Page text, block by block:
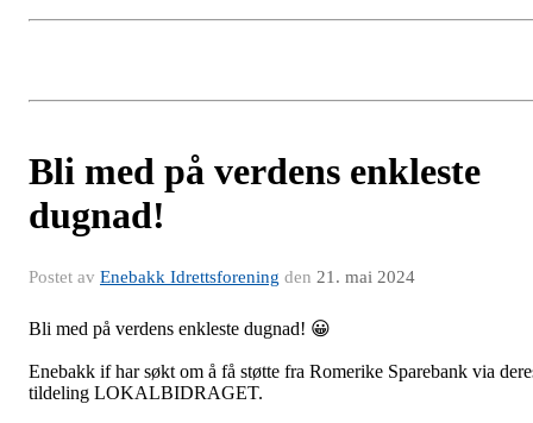
Bli med på verdens enkleste
dugnad!
Postet av Enebakk Idrettsforening den 21. mai 2024
Bli med på verdens enkleste dugnad! 😀
Enebakk if har søkt om å få støtte fra Romerike Sparebank via
tildeling LOKALBIDRAGET.